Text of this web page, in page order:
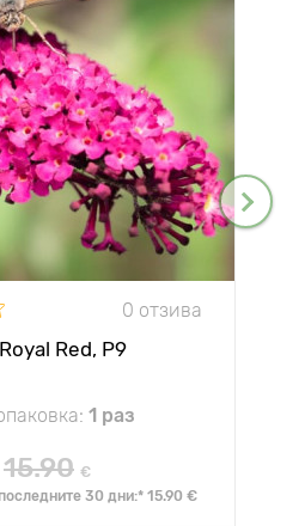
0 отзива
Red, P9
1 раз
15.90 €
30 дни:* 15.90 €